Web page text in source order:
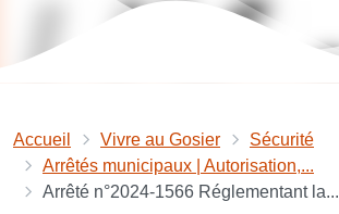
Accueil Vivre au Gosier
Sécurité
Arrêtés municipaux | Autorisation,...
Arrêté n°2024-1566 Réglementant la...